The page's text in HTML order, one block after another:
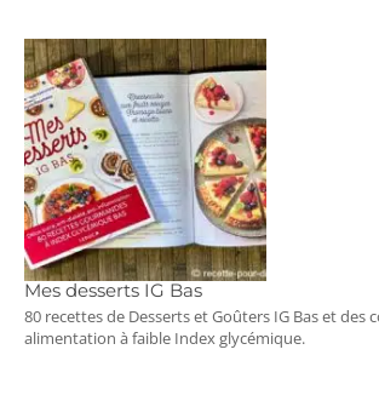
Mes desserts IG Bas
80 recettes de Desserts et Goûters IG Bas et des
alimentation à faible Index glycémique.